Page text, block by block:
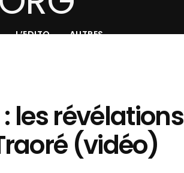
L’EDITO AUTRES
les révélations
(vidéo)